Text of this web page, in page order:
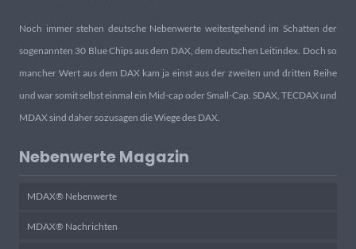
Noch immer stehen deutsche Nebenwerte weitestgehend im Schatten der
sogenannten 30 Blue Chips aus dem DAX, dem deutschen Leitindex. Doch so
mancher Wert aus dem DAX kam ja einst aus der zweiten und dritten Reihe
und war somit selbst einmal ein Mid-cap oder Small-Cap. SDAX, TECDAX und
MDAX sind daher sozusagen die Wiege des DAX.
Nebenwerte Magazin
MDAX® Nebenwerte
MDAX® Nachrichten